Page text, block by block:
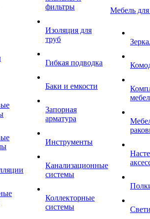
фильтры
Изоляция для
труб
Гибкая подводка
Баки и емкости
Запорная
арматура
Инструменты
Канализационные
системы
Коллекторные
системы
Мебель